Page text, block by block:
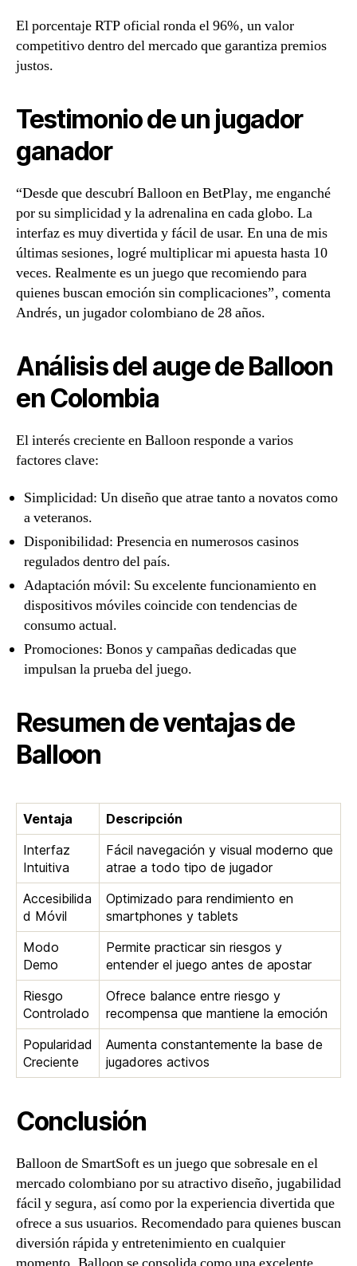
El porcentaje RTP oficial ronda el 96%‚ un valor
competitivo dentro del mercado que garantiza premios
justos.
Testimonio de un jugador
ganador
“Desde que descubrí Balloon en BetPlay‚ me enganché
por su simplicidad y la adrenalina en cada globo. La
interfaz es muy divertida y fácil de usar. En una de mis
últimas sesiones‚ logré multiplicar mi apuesta hasta 10
veces. Realmente es un juego que recomiendo para
quienes buscan emoción sin complicaciones”‚ comenta
Andrés‚ un jugador colombiano de 28 años.
Análisis del auge de Balloon
en Colombia
El interés creciente en Balloon responde a varios
factores clave:
Simplicidad: Un diseño que atrae tanto a novatos como
a veteranos.
Disponibilidad: Presencia en numerosos casinos
regulados dentro del país.
Adaptación móvil: Su excelente funcionamiento en
dispositivos móviles coincide con tendencias de
consumo actual.
Promociones: Bonos y campañas dedicadas que
impulsan la prueba del juego.
Resumen de ventajas de
Balloon
Ventaja
Descripción
Interfaz
Intuitiva
Fácil navegación y visual moderno que
atrae a todo tipo de jugador
Accesibilida
d Móvil
Optimizado para rendimiento en
smartphones y tablets
Modo
Demo
Permite practicar sin riesgos y
entender el juego antes de apostar
Riesgo
Controlado
Ofrece balance entre riesgo y
recompensa que mantiene la emoción
Popularidad
Creciente
Aumenta constantemente la base de
jugadores activos
Conclusión
Balloon de SmartSoft es un juego que sobresale en el
mercado colombiano por su atractivo diseño‚ jugabilidad
fácil y segura‚ así como por la experiencia divertida que
ofrece a sus usuarios. Recomendado para quienes buscan
diversión rápida y entretenimiento en cualquier